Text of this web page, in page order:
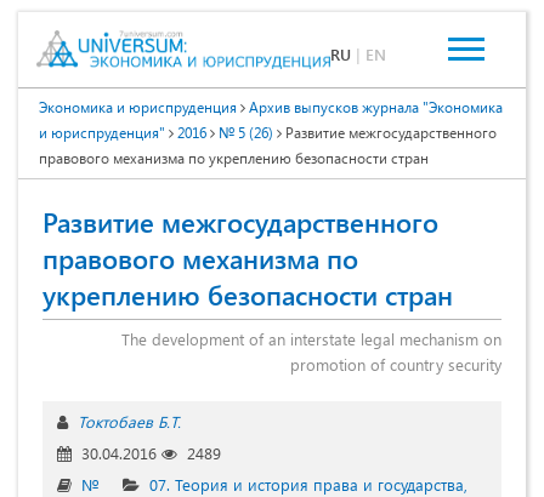
RU | EN
Экономика и юриспруденция
Архив выпусков журнала "Экономика
и юриспруденция"
2016 № 5 (26)
Развитие межгосударственного
правового механизма по укреплению безопасности стран
Развитие межгосударственного
правового механизма по
укреплению безопасности стран
The development of an interstate legal mechanism on
promotion of country security
Токтобаев Б.Т.
30.04.2016
2489
№
07. Теория и история права и государства,